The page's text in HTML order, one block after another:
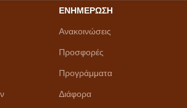
ΕΝΗΜΕΡΩΣΗ
Ανακοινώσεις
Προσφορές
Προγράμματα
Διάφορα